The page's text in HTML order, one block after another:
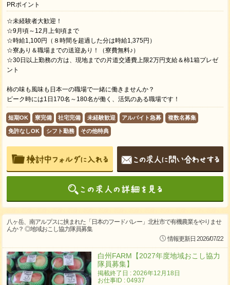
PRポイント
☆未経験者大歓迎！
☆9月頃～12月上旬頃まで
☆時給1,100円（８時間を超過した分は時給1,375円）
☆寮あり＆職場までの送迎あり！（寮費無料♪）
☆30日以上勤務の方は、現地までの片道交通費上限2万円支給＆柿1箱プレゼ
ント
柿の味も風味も日本一の職場で一緒に働きませんか？
ピーク時には1日170名～180名が働く、活気のある職場です！
短期OK 寮完備 社宅完備 未経験歓迎 アルバイト急募 複数名募集
免許なしOK シフト勤務 その他特典
八ヶ岳、南アルプスに挟まれた「日本のフードバレー」北杜市で有機農業をやりませ
んか？ ◎地域おこし協力隊員募集
情報更新日 2026/07/22
白州FARM【2027年度地域おこし協力
隊員募集】
掲載終了日 : 2026年12月18日
お仕事ID : 04937